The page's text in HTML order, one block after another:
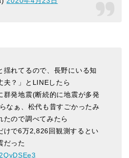
揺れてるので、長野にいる知
夫？」とLINEしたら
群発地震(断続的に地震が多発
なぁ、松代も昔すごかったみ
たので調べてみたら
けで6万2,826回観測するとい
だった